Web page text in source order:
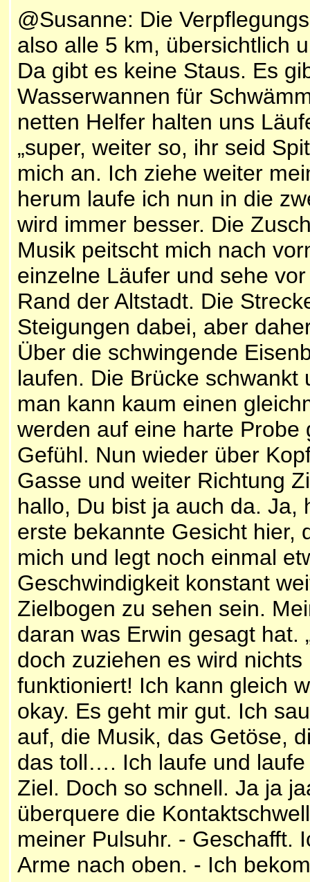
@Susanne: Die
also alle 5 km, übersichtlich
Da gibt es keine Staus. Es
Wasserwannen für
netten Helfer halten uns
„super, weiter so, ihr seid
mich an. Ich ziehe weiter
herum laufe ich nun in die
wird immer besser. Die
Musik peitscht mich nach
einzelne Läufer und sehe
Rand der Altstadt. Die
Steigungen dabei, aber
Über die schwingende
laufen. Die Brücke
man kann kaum einen
werden auf eine harte
Gefühl. Nun wieder über
Gasse und weiter Richtung
hallo, Du bist ja auch da. Ja,
erste bekannte Gesicht hier,
mich und legt noch einmal
Geschwindigkeit konstant
Zielbogen zu sehen sein.
daran was Erwin gesagt hat.
doch zuziehen es wird
funktioniert! Ich kann gleich
okay. Es geht mir gut. Ich
auf, die Musik, das Getöse,
das toll…. Ich laufe und
Ziel. Doch so schnell. Ja
überquere die
meiner Pulsuhr. - Geschafft.
Arme nach oben. - Ich